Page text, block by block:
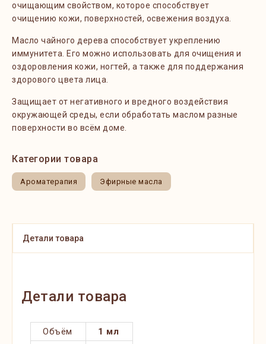
очищающим свойством, которое способствует
очищению кожи, поверхностей, освежения воздуха.
Масло чайного дерева способствует укреплению
иммунитета. Его можно использовать для очищения и
оздоровления кожи, ногтей, а также для поддержания
здорового цвета лица.
Защищает от негативного и вредного воздействия
окружающей среды, если обработать маслом разные
поверхности во всём доме.
Категории товара
Ароматерапия Эфирные масла
Детали товара
Детали товара
Объём
1 мл